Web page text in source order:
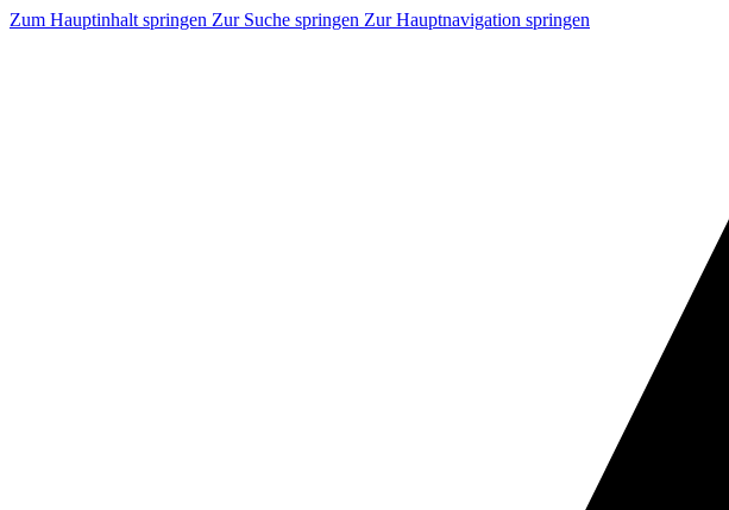
Zum Hauptinhalt springen Zur Suche springen Zur Hauptnavigation springen